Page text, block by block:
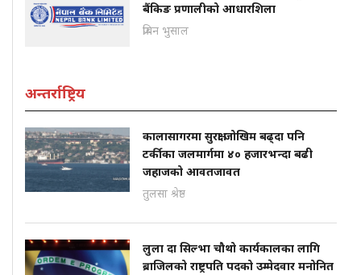
बैंकिङ प्रणालीको आधारशिला
प्रबिन भुसाल
अन्तर्राष्ट्रिय
कालासागरमा सुरक्षा जोखिम बढ्दा पनि
टर्कीका जलमार्गमा ४० हजारभन्दा बढी
जहाजको आवतजावत
तुलसा श्रेष्ठ
लुला दा सिल्भा चौथो कार्यकालका लागि
ब्राजिलको राष्ट्रपति पदको उम्मेदवार मनोनित